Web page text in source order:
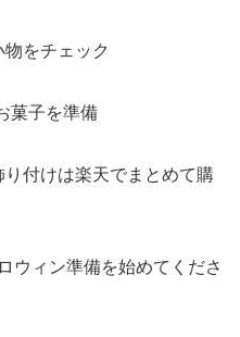
をチェック
菓子を準備
付けは楽天でまとめて購
ウィン準備を始めてくださ